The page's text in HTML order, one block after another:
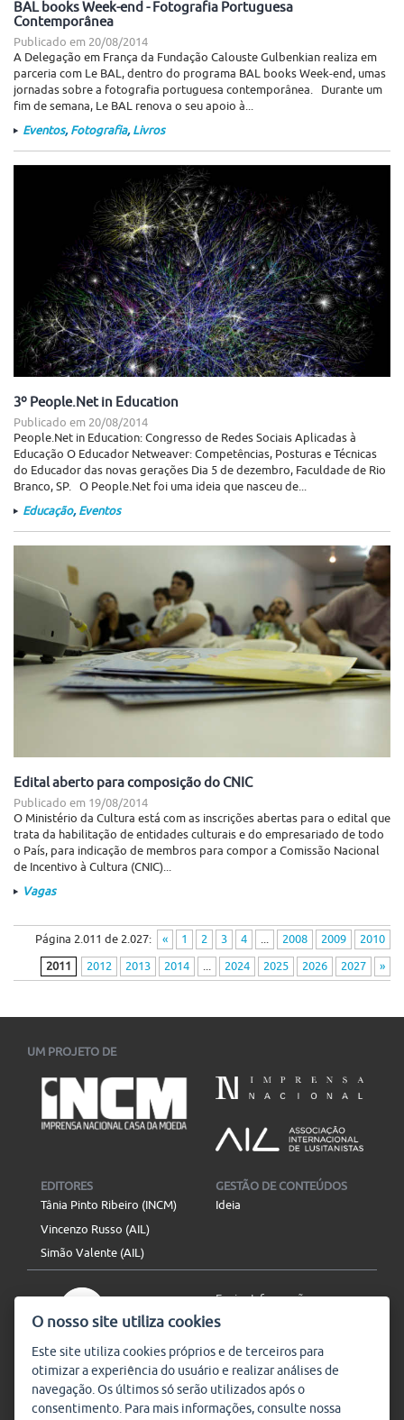
BAL books Week-end - Fotografia Portuguesa
Contemporânea
Publicado em 20/08/2014
A Delegação em França da Fundação Calouste Gulbenkian realiza em
parceria com Le BAL, dentro do programa BAL books Week-end, umas
jornadas sobre a fotografia portuguesa contemporânea. Durante um
fim de semana, Le BAL renova o seu apoio à...
Eventos, Fotografia, Livros
3º People.Net in Education
Publicado em 20/08/2014
People.Net in Education: Congresso de Redes Sociais Aplicadas à
Educação O Educador Netweaver: Competências, Posturas e Técnicas
do Educador das novas gerações Dia 5 de dezembro, Faculdade de Rio
Branco, SP. O People.Net foi uma ideia que nasceu de...
Educação, Eventos
Edital aberto para composição do CNIC
Publicado em 19/08/2014
O Ministério da Cultura está com as inscrições abertas para o edital que
trata da habilitação de entidades culturais e do empresariado de todo
o País, para indicação de membros para compor a Comissão Nacional
de Incentivo à Cultura (CNIC)...
Vagas
Página 2.011 de 2.027: « 1 2 3 4 ... 2008 2009 2010
2011 2012 2013 2014 ... 2024 2025 2026 2027 »
UM PROJETO DE
EDITORES
Tânia Pinto Ribeiro (INCM)
Vincenzo Russo (AIL)
Simão Valente (AIL)
GESTÃO DE CONTEÚDOS
Ideia
Subscrever
Enviar Informação
Aviso Legal
Mapa do site
SIGA-NOS
O nosso site utiliza cookies
Este site utilizacookies próprios e de terceiros para
otimizar a experiência do usuário e realizar análises de
navegação. Os últimos só serão utilizados após o
consentimento. Para mais informações, consulte nossa